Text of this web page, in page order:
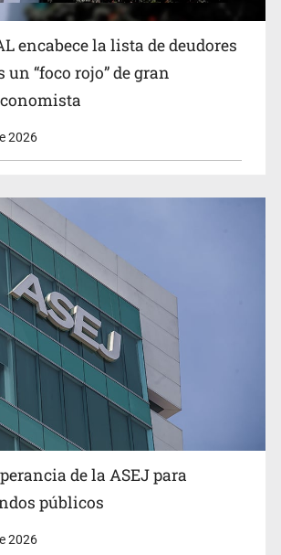
por agresión y amenzas contra
la lista de deudores en Jalisco
de gran magnitud: Economista
encabece la lista de deudores
un “foco rojo” de gran
2026
de la ASEJ para
públicos
2026